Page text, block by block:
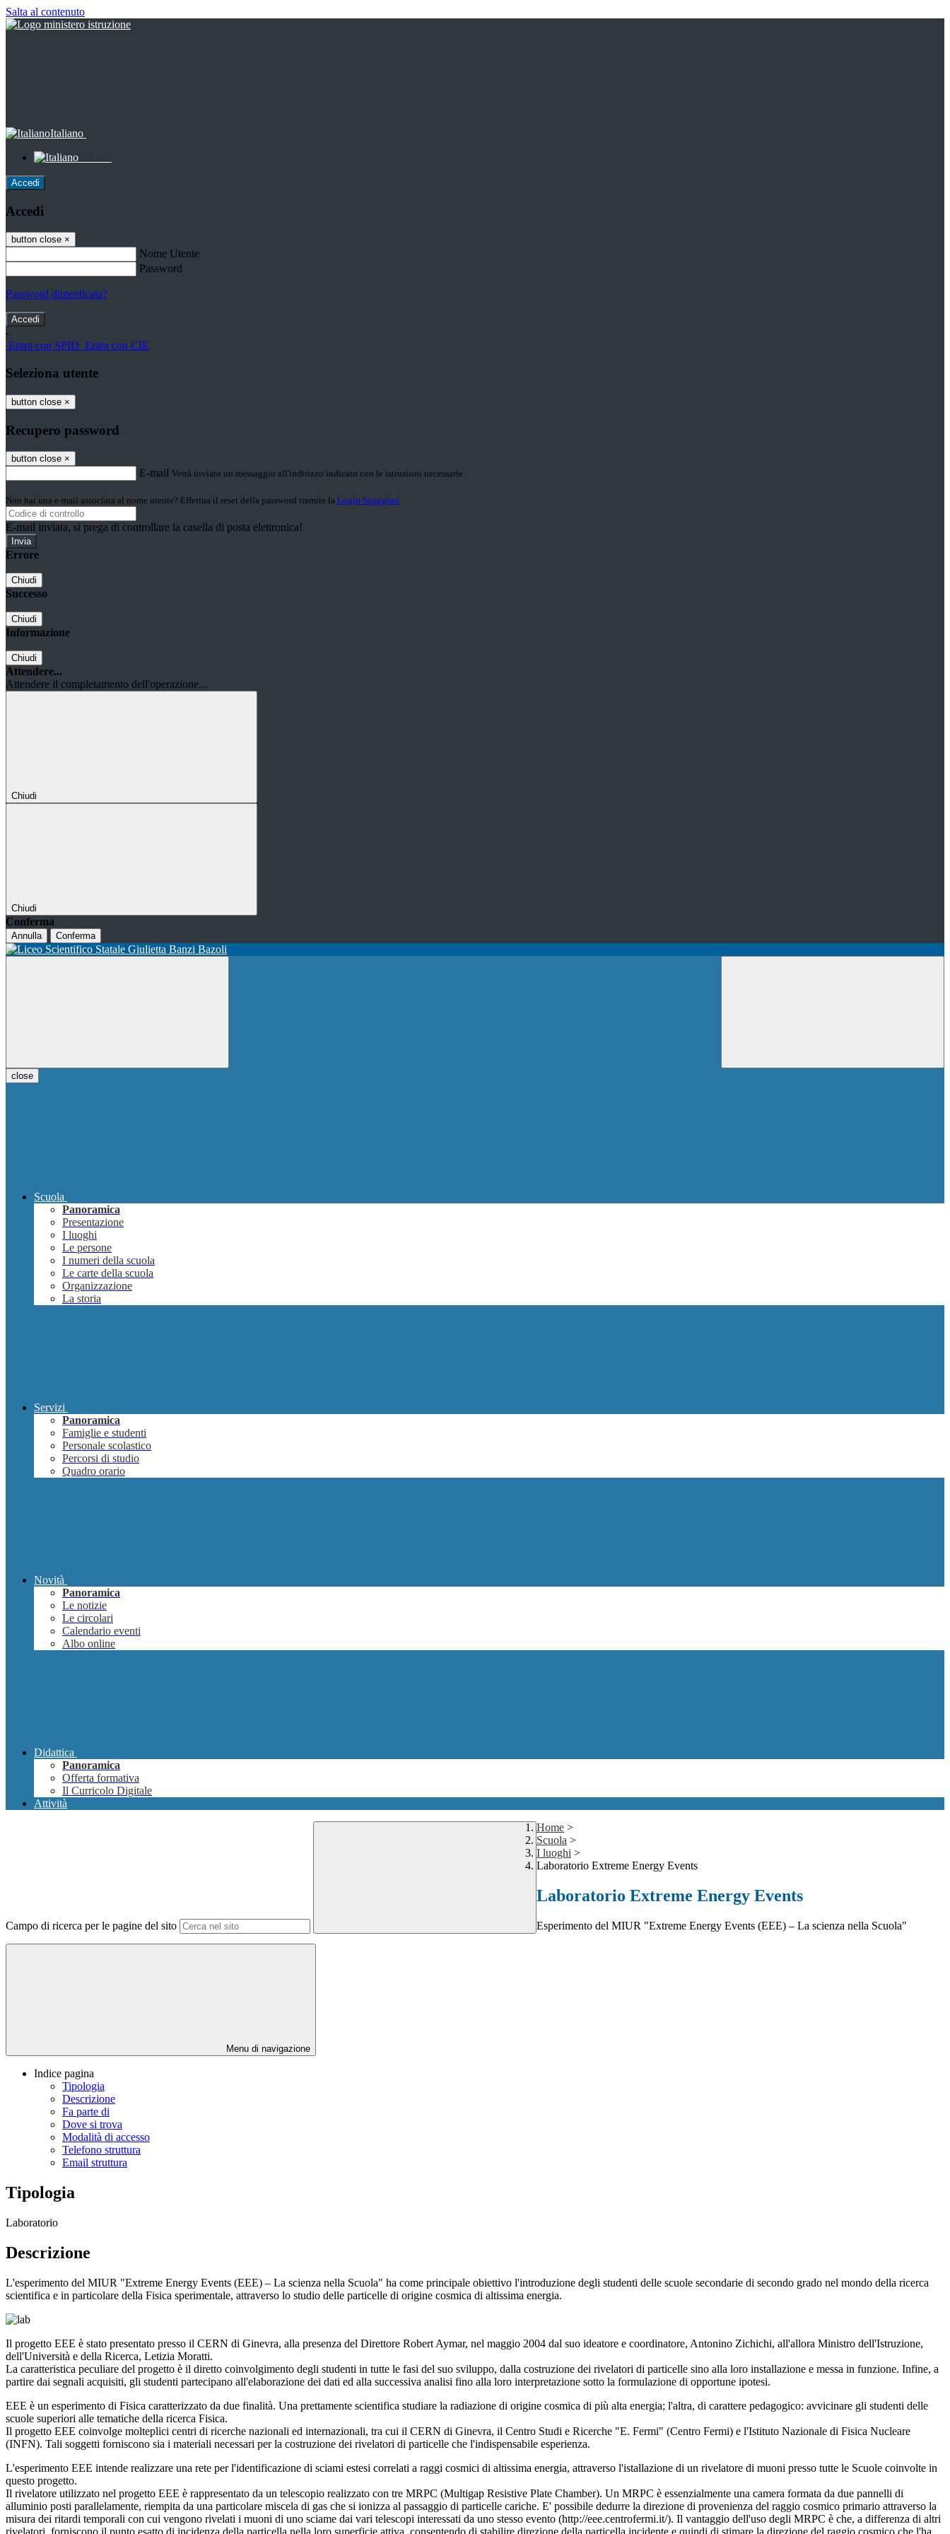
Salta al contenuto
Italiano
Accedi
Accedi
button close ×
Nome Utente
Password
Password dimenticata?
-
Entra con SPID Entra con CIE
Seleziona utente
button close ×
Recupero password
button close ×
E-mail Verrà inviato un messaggio all'indirizzo indicato con le istruzioni necessarie.
Non hai una e-mail associata al nome utente? Effettua il reset della password tramite la Login Spaggiari
E-mail inviata, si prega di controllare la casella di posta elettronica!
Errore
Chiudi
Successo
Chiudi
Informazione
Chiudi
Attendere...
Attendere il completamento dell'operazione...
Chiudi
Chiudi
Conferma
Annulla Conferma
close
Scuola
Panoramica
Presentazione
I luoghi
Le persone
I numeri della scuola
Le carte della scuola
Organizzazione
La storia
Servizi
Panoramica
Famiglie e studenti
Personale scolastico
Percorsi di studio
Quadro orario
Novità
Panoramica
Le notizie
Le circolari
Calendario eventi
Albo online
Didattica
Panoramica
Offerta formativa
Il Curricolo Digitale
Attività
Campo di ricerca per le pagine del sito
Home >
Scuola >
I luoghi >
Laboratorio Extreme Energy Events
Laboratorio Extreme Energy Events
Esperimento del MIUR "Extreme Energy Events (EEE) – La scienza nella Scuola"
Menu di navigazione
Indice pagina
Tipologia
Descrizione
Fa parte di
Dove si trova
Modalità di accesso
Telefono struttura
Email struttura
Tipologia
Laboratorio
Descrizione
L'esperimento del MIUR "Extreme Energy Events (EEE) – La scienza nella Scuola" ha come principale obiettivo l'introduzione degli studenti delle scuole secondarie di secondo grado nel mondo della ricerca
scientifica e in particolare della Fisica sperimentale, attraverso lo studio delle particelle di origine cosmica di altissima energia.
Il progetto EEE è stato presentato presso il CERN di Ginevra, alla presenza del Direttore Robert Aymar, nel maggio 2004 dal suo ideatore e coordinatore, Antonino Zichichi, all'allora Ministro dell'Istruzione,
dell'Università e della Ricerca, Letizia Moratti.
La caratteristica peculiare del progetto è il diretto coinvolgimento degli studenti in tutte le fasi del suo sviluppo, dalla costruzione dei rivelatori di particelle sino alla loro installazione e messa in funzione. Infine, a
partire dai segnali acquisiti, gli studenti partecipano all'elaborazione dei dati ed alla successiva analisi fino alla loro interpretazione sotto la formulazione di opportune ipotesi.
EEE è un esperimento di Fisica caratterizzato da due finalità. Una prettamente scientifica studiare la radiazione di origine cosmica di più alta energia; l'altra, di carattere pedagogico: avvicinare gli studenti delle
scuole superiori alle tematiche della ricerca Fisica.
Il progetto EEE coinvolge molteplici centri di ricerche nazionali ed internazionali, tra cui il CERN di Ginevra, il Centro Studi e Ricerche "E. Fermi" (Centro Fermi) e l'Istituto Nazionale di Fisica Nucleare
(INFN). Tali soggetti forniscono sia i materiali necessari per la costruzione dei rivelatori di particelle che l'indispensabile esperienza.
L'esperimento EEE intende realizzare una rete per l'identificazione di sciami estesi correlati a raggi cosmici di altissima energia, attraverso l'istallazione di un rivelatore di muoni presso tutte le Scuole coinvolte in
questo progetto.
Il rivelatore utilizzato nel progetto EEE è rappresentato da un telescopio realizzato con tre MRPC (Multigap Resistive Plate Chamber). Un MRPC è essenzialmente una camera formata da due pannelli di
alluminio posti parallelamente, riempita da una particolare miscela di gas che si ionizza al passaggio di particelle cariche. E' possibile dedurre la direzione di provenienza del raggio cosmico primario attraverso la
misura dei ritardi temporali con cui vengono rivelati i muoni di uno sciame dai vari telescopi interessati da uno stesso evento (http://eee.centrofermi.it/). Il vantaggio dell'uso degli MRPC è che, a differenza di altri
rivelatori, forniscono il punto esatto di incidenza della particella nella loro superficie attiva, consentendo di stabilire direzione della particella incidente e quindi di stimare la direzione del raggio cosmico che l'ha